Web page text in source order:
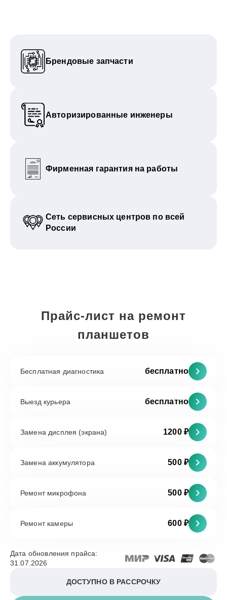
Брендовые запчасти
Авторизированные инженеры
Фирменная гарантия на работы
Сеть сервисных центров по всей
России
Прайс-лист на ремонт
планшетов
Бесплатная диагностика бесплатно
Выезд курьера бесплатно
Замена дисплея (экрана) 1200 ₽
Замена аккумулятора 500 ₽
Ремонт микрофона 500 ₽
Ремонт камеры 600 ₽
Дата обновления прайса:
31.07.2026
ДОСТУПНО В РАССРОЧКУ